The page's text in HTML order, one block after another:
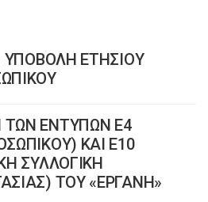
ΥΠΟΒΟΛΗ ΕΤΗΣΙΟΥ
ΕΝΤΥΠΩΝ Ε4
ΚΑΙ Ε10
ΣΥΛΛΟΓΙΚΗ
ΤΟΥ «ΕΡΓΑΝΗ»